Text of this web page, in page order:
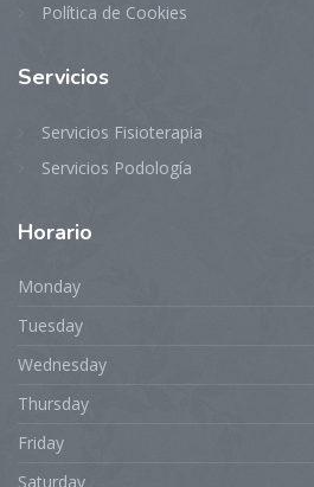
Política de Cookies
Servicios
Servicios Fisioterapia
Servicios Podología
Horario
Monday
Tuesday
Wednesday
Thursday
Friday
Saturday